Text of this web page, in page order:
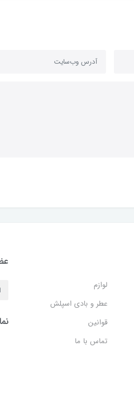
لوازم
عطر و بادی اسپلش
قوانین
تماس با ما